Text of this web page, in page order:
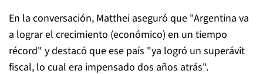
En la conversación, Matthei aseguró que "Argentina va
a lograr el crecimiento (económico) en un tiempo
récord" y destacó que ese país "ya logró un superávit
fiscal, lo cual era impensado dos años atrás".